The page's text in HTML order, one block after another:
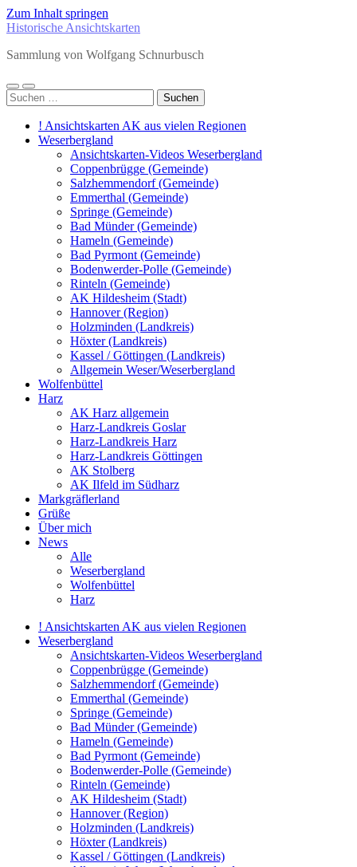
Zum Inhalt springen
Historische Ansichtskarten
Sammlung von Wolfgang Schnurbusch
Mobile-
Menü
Suchfeld
ein-/ausblenden
Suchen
nach:
! Ansichtskarten AK aus vielen Regionen
Weserbergland
Ansichtskarten-Videos Weserbergland
Coppenbrügge (Gemeinde)
Salzhemmendorf (Gemeinde)
Emmerthal (Gemeinde)
Springe (Gemeinde)
Bad Münder (Gemeinde)
Hameln (Gemeinde)
Bad Pyrmont (Gemeinde)
Bodenwerder-Polle (Gemeinde)
Rinteln (Gemeinde)
AK Hildesheim (Stadt)
Hannover (Region)
Holzminden (Landkreis)
Höxter (Landkreis)
Kassel / Göttingen (Landkreis)
Allgemein Weser/Weserbergland
Wolfenbüttel
Harz
AK Harz allgemein
Harz-Landkreis Goslar
Harz-Landkreis Harz
Harz-Landkreis Göttingen
AK Stolberg
AK Ilfeld im Südharz
Markgräflerland
Grüße
Über mich
News
Alle
Weserbergland
Wolfenbüttel
Harz
! Ansichtskarten AK aus vielen Regionen
Weserbergland
Ansichtskarten-Videos Weserbergland
Coppenbrügge (Gemeinde)
Salzhemmendorf (Gemeinde)
Emmerthal (Gemeinde)
Springe (Gemeinde)
Bad Münder (Gemeinde)
Hameln (Gemeinde)
Bad Pyrmont (Gemeinde)
Bodenwerder-Polle (Gemeinde)
Rinteln (Gemeinde)
AK Hildesheim (Stadt)
Hannover (Region)
Holzminden (Landkreis)
Höxter (Landkreis)
Kassel / Göttingen (Landkreis)